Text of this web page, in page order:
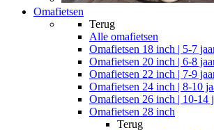
Omafietsen
Terug
Alle omafietsen
Omafietsen 18 inch | 5-7
Omafietsen 20 inch | 6-8
Omafietsen 22 inch | 7-9
Omafietsen 24 inch | 8-10
Omafietsen 26 inch | 10-14
Omafietsen 28 inch
Terug